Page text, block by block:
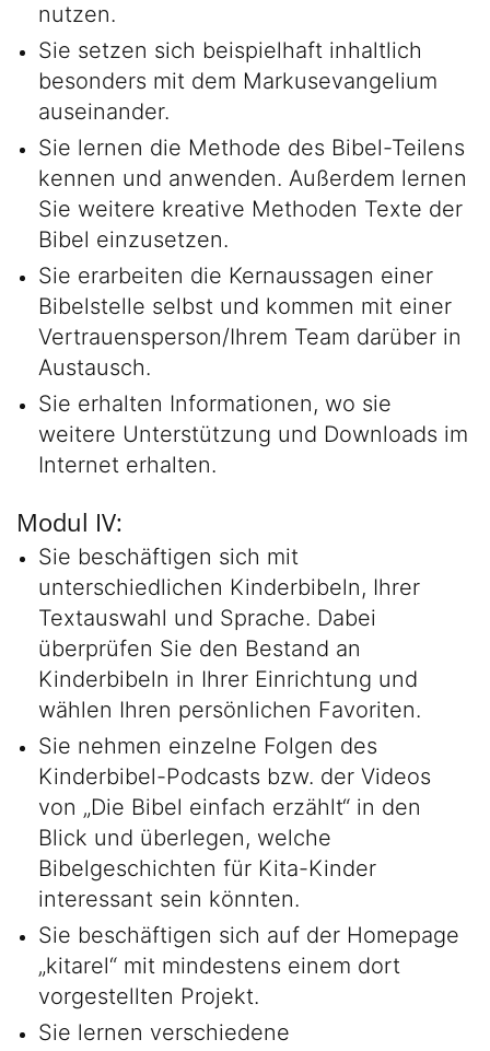
nutzen.
Sie setzen sich beispielhaft inhaltlich
besonders mit dem Markusevangelium
auseinander.
Sie lernen die Methode des Bibel-Teilens
kennen und anwenden. Außerdem lernen
Sie weitere kreative Methoden Texte der
Bibel einzusetzen.
Sie erarbeiten die Kernaussagen einer
Bibelstelle selbst und kommen mit einer
Vertrauensperson/Ihrem Team darüber in
Austausch.
Sie erhalten Informationen, wo sie
weitere Unterstützung und Downloads im
Internet erhalten.
Modul IV:
Sie beschäftigen sich mit
unterschiedlichen Kinderbibeln, Ihrer
Textauswahl und Sprache. Dabei
überprüfen Sie den Bestand an
Kinderbibeln in Ihrer Einrichtung und
wählen Ihren persönlichen Favoriten.
Sie nehmen einzelne Folgen des
Kinderbibel-Podcasts bzw. der Videos
von „Die Bibel einfach erzählt“ in den
Blick und überlegen, welche
Bibelgeschichten für Kita-Kinder
interessant sein könnten.
Sie beschäftigen sich auf der Homepage
„kitarel“ mit mindestens einem dort
vorgestellten Projekt.
Sie lernen verschiedene